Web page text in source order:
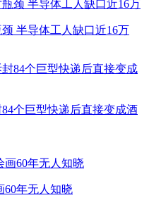
半导体工人缺口近16万
个巨型快递后直接变成酒
60年无人知晓